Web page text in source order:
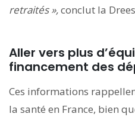
retraités »,conclut la
Aller vers plus
financement des
Ces informations
la santé en France, bien